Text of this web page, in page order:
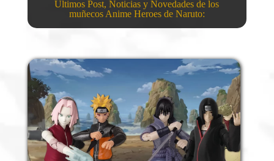
Últimos Post, Noticias y Novedades de los
muñecos Anime Heroes de Naruto: